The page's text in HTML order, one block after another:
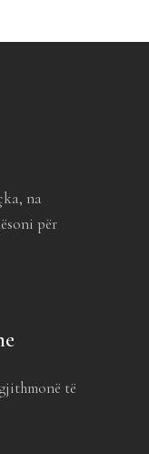
na
për
të